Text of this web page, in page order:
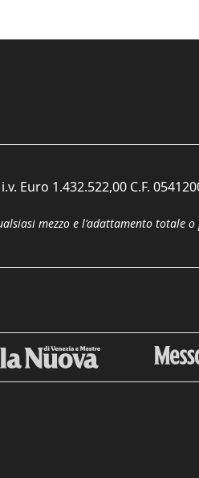
Euro 1.432.522,00 C.F.
mezzo e l'adattamento totale o